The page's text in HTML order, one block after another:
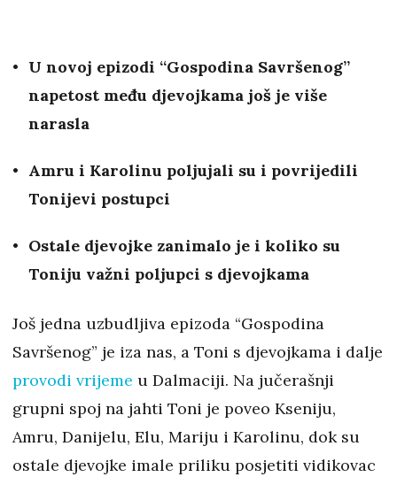
U novoj epizodi “Gospodina Savršenog”
napetost među djevojkama još je više
narasla
Amru i Karolinu poljujali su i povrijedili
Tonijevi postupci
Ostale djevojke zanimalo je i koliko su
Toniju važni poljupci s djevojkama
Još jedna uzbudljiva epizoda “Gospodina
Savršenog” je iza nas, a Toni s djevojkama i dalje
provodi vrijeme u Dalmaciji. Na jučerašnji
grupni spoj na jahti Toni je poveo Kseniju,
Amru, Danijelu, Elu, Mariju i Karolinu, dok su
ostale djevojke imale priliku posjetiti vidikovac